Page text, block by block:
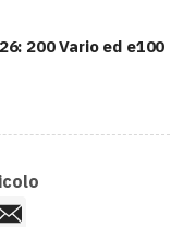
200 Vario ed e100